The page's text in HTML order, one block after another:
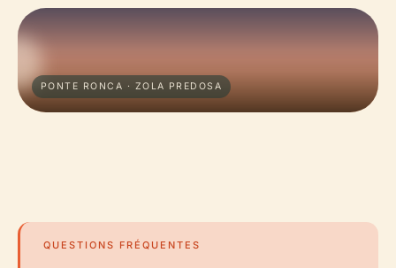
PONTE RONCA · ZOLA PREDOSA
QUESTIONS FRÉQUENTES